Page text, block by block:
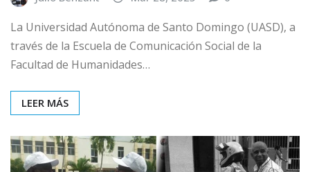
La Universidad Autónoma de Santo Domingo (UASD), a
través de la Escuela de Comunicación Social de la
Facultad de Humanidades…
LEER MÁS